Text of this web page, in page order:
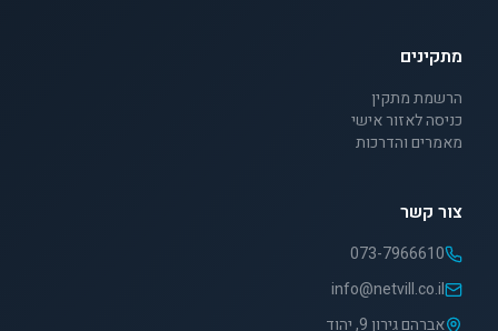
מתקינים
הרשמת מתקין
כניסה לאזור אישי
מאמרים והדרכות
צור קשר
073-7966610
info@netvill.co.il
אברהם גירון 9, יהוד